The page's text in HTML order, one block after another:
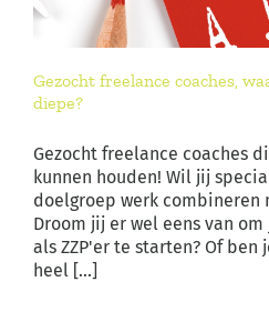
Gezocht freelance coaches,
diepe?
Gezocht freelance coaches
kunnen houden! Wil jij
doelgroep werk combineren
Droom jij er wel eens van
als ZZP'er te starten? Of ben
heel [...]